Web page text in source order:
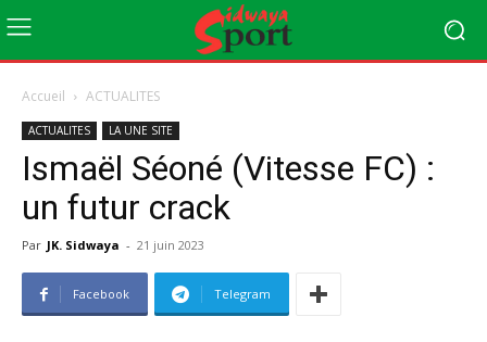
Accueil ACTUALITES
ACTUALITES LA UNE SITE
Ismaël Séoné (Vitesse FC) :
un futur crack
Par JK. Sidwaya - 21 juin 2023
Facebook Telegram